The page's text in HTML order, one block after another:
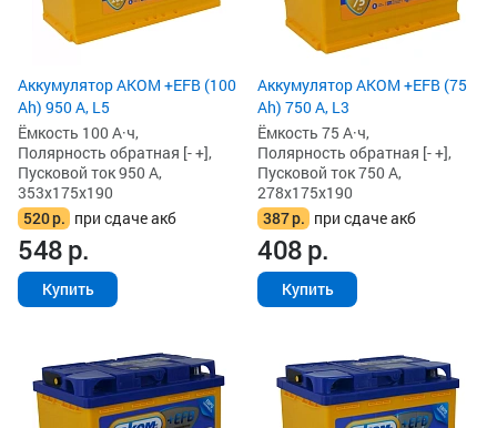
Аккумулятор AKOM +EFB (100
Ah) 950 А, L5
Ёмкость 100 А·ч,
Полярность обратная [- +],
Пусковой ток 950 А,
353x175x190
520р. при сдаче акб
548р.
Купить
Аккумулятор AKOM +EFB (75
Ah) 750 А, L3
Ёмкость 75 А·ч,
Полярность обратная [- +],
Пусковой ток 750 А,
278x175x190
387р. при сдаче акб
408р.
Купить